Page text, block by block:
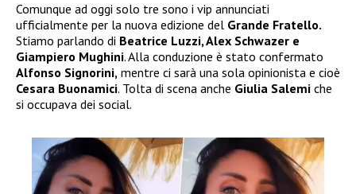
Comunque ad oggi solo tre sono i vip annunciati
ufficialmente per la nuova edizione del Grande Fratello.
Stiamo parlando di Beatrice Luzzi, Alex Schwazer e
Giampiero Mughini. Alla conduzione è stato confermato
Alfonso Signorini, mentre ci sarà una sola opinionista e cioè
Cesara Buonamici. Tolta di scena anche Giulia Salemi che
si occupava dei social.